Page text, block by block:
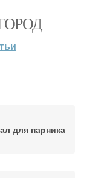
для парника